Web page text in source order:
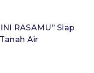
RASAMU” Siap
Air